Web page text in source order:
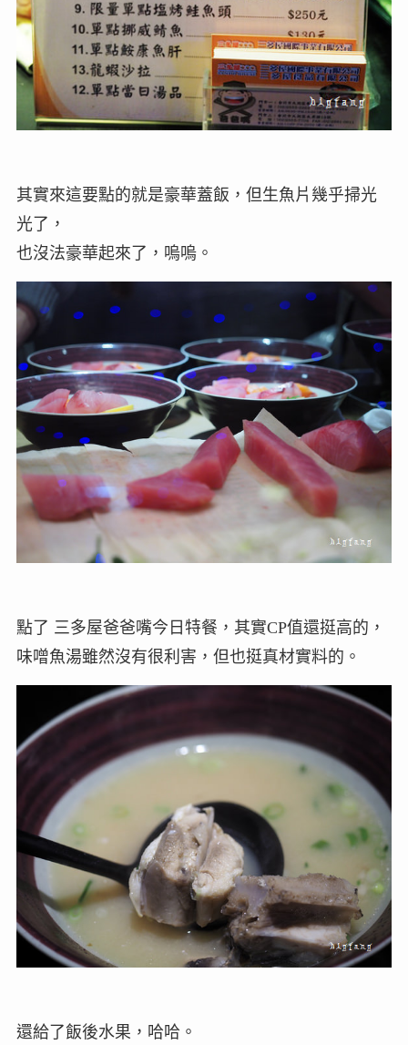
其實來這要點的就是豪華蓋飯，但生魚片幾乎掃光
光了，
也沒法豪華起來了，嗚嗚。
點了 三多屋爸爸嘴今日特餐，其實CP值還挺高的，
味噌魚湯雖然沒有很利害，但也挺真材實料的。
還給了飯後水果，哈哈。